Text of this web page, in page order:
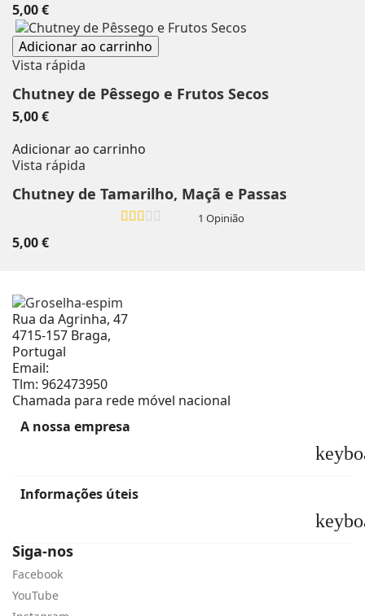
5,00 €
Adicionar ao carrinho
Vista rápida
Chutney de Pêssego e Frutos Secos
5,00 €
Adicionar ao carrinho
Vista rápida
Chutney de Tamarilho, Maçã e Passas
1 Opinião
5,00 €
Rua da Agrinha, 47
4715-157 Braga,
Portugal
Email:
Tlm: 962473950
Chamada para rede móvel nacional
A nossa empresa
Informações úteis
Siga-nos
Facebook
YouTube